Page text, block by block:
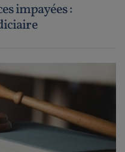
impayées :